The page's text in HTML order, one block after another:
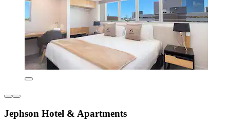
Jephson Hotel & Apartments